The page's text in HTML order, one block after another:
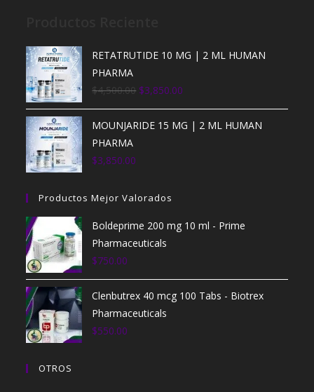
RETATRUTIDE 10 MG | 2 ML HUMAN
PHARMA
$4,500.00 $3,850.00
MOUNJARIDE 15 MG | 2 ML HUMAN
PHARMA
$3,850.00
Productos Mejor Valorados
Boldeprime 200 mg 10 ml - Prime
Pharmaceuticals
$750.00
Clenbutrex 40 mcg 100 Tabs - Biotrex
Pharmaceuticals
$550.00
OTROS